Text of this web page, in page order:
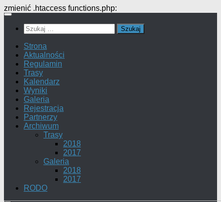
zmienić .htaccess functions.php:
Przejdź
Szukaj:
Strona
Aktualności
Regulamin
Trasy
Kalendarz
Wyniki
Galeria
Rejestracja
Partnerzy
Archiwum
Trasy
2018
2017
Galeria
2018
2017
RODO